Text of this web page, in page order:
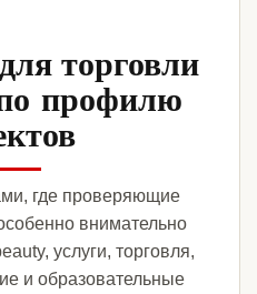
торговли
профилю
где проверяющие
внимательно
услуги, торговля,
и образовательные